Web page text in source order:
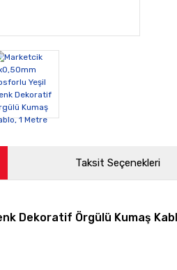
Taksit Seçenekleri
Dekoratif Örgülü Kumaş